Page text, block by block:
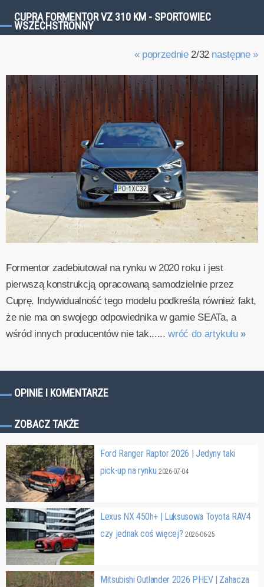
CUPRA FORMENTOR VZ 310 KM - SPORTOWIEC
WSZECHSTRONNY
« poprzednie2/32 następne »
Formentor zadebiutował na rynku w 2020 roku i jest
pierwszą konstrukcją opracowaną samodzielnie przez
Cuprę. Indywidualność tego modelu podkreśla również fakt,
że nie ma on swojego odpowiednika w gamie SEATa, a
wśród innych producentów nie tak......wróć do artykułu »
OPINIE I KOMENTARZE
ZOBACZ TAKŻE
Ford Ranger Raptor 2026 | Jedyny taki
pick-up na rynku2026-07-04
Lexus NX 450h+ | Luksusowa Toyota RAV4
czy jednak coś więcej? 2026-06-25
Mitsubishi Outlander 2026 PHEV | Zahacza